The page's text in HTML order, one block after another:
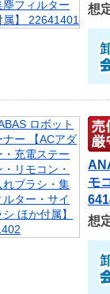
想
モ
想